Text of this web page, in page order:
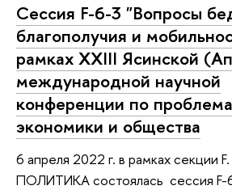
Сессия F-6-3 "Вопросы
благополучия и
рамках XXIII Ясинской
международной научной
конференции по
экономики и общества
6 апреля 2022 г. в рамках
ПОЛИТИКА состоялась сессия F-